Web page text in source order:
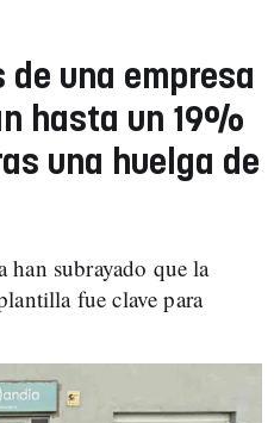
de una empresa
hasta un 19%
una huelga de
han subrayado que la
fue clave para